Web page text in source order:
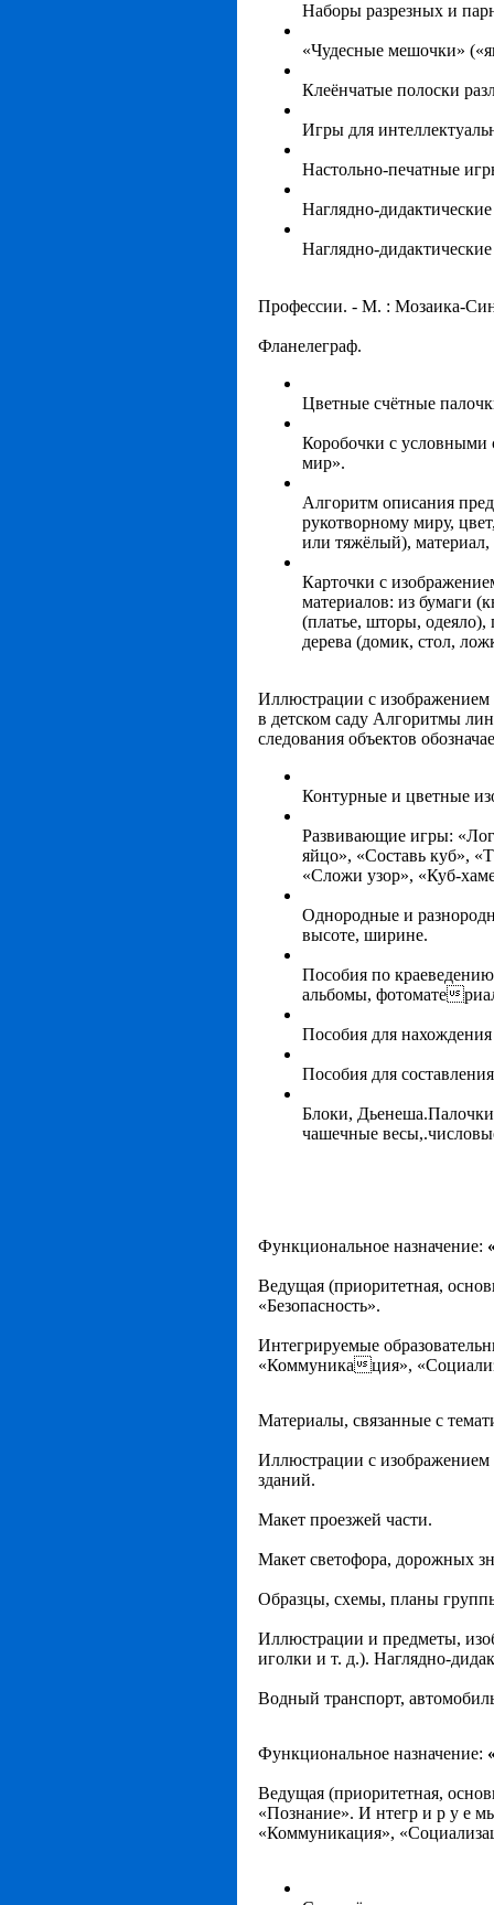
Наборы разрезных и
«Чудесные мешочки»
Клеёнчатые полоски
Игры для
Настольно-печатные
Наглядно-
Наглядно-
Профессии. - М. : Мозаика-
Фланелеграф.
Цветные счётные
Коробочки с
мир».
Алгоритм описания
рукотворному миру,
или тяжёлый), материал,
Карточки с
материалов: из бумаги
(платье, шторы,
дерева (домик, стол,
Иллюстрации с изображением
в детском саду Алгоритмы
следования объектов
Контурные и цветные
Развивающие игры:
яйцо», «Составь куб»,
«Сложи узор», «Куб-
Однородные и
высоте, ширине.
Пособия по
альбомы, фотомате
Пособия для нахождения
Пособия для
Блоки,
чашечные
Функциональное назначение:
Ведущая (приоритетная,
«Безопасность».
Интегрируемые
«Коммуникация»,
Материалы, связанные с
Иллюстрации с
зданий.
Макет проезжей части.
Макет светофора, дорожных
Образцы, схемы, планы
Иллюстрации и предметы,
иголки и т. д.). Наглядно-
Водный транспорт,
Функциональное назначение:
Ведущая (приоритетная,
«Познание». И нтегр и р у е
«Коммуникация»,